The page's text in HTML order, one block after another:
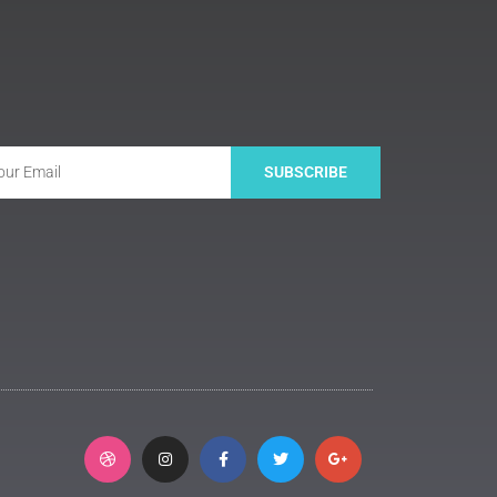
SUBSCRIBE